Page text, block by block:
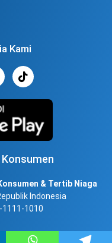
Kami
& Tertib Niaga
Indonesia
1111-1010